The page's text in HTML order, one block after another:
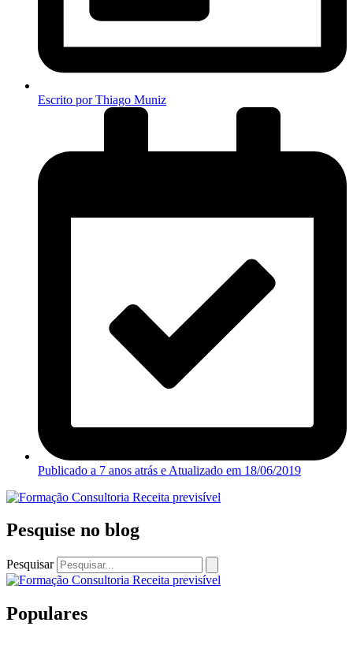
Escrito porThiago Muniz
Publicado a 7 anos atrás e Atualizado em 18/06/2019
Pesquise no blog
Pesquisar
Populares